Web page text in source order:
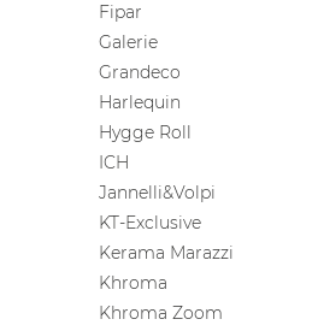
Fipar
Galerie
Grandeco
Harlequin
Hygge Roll
ICH
Jannelli&Volpi
KT-Exclusive
Kerama Marazzi
Khroma
Khroma Zoom